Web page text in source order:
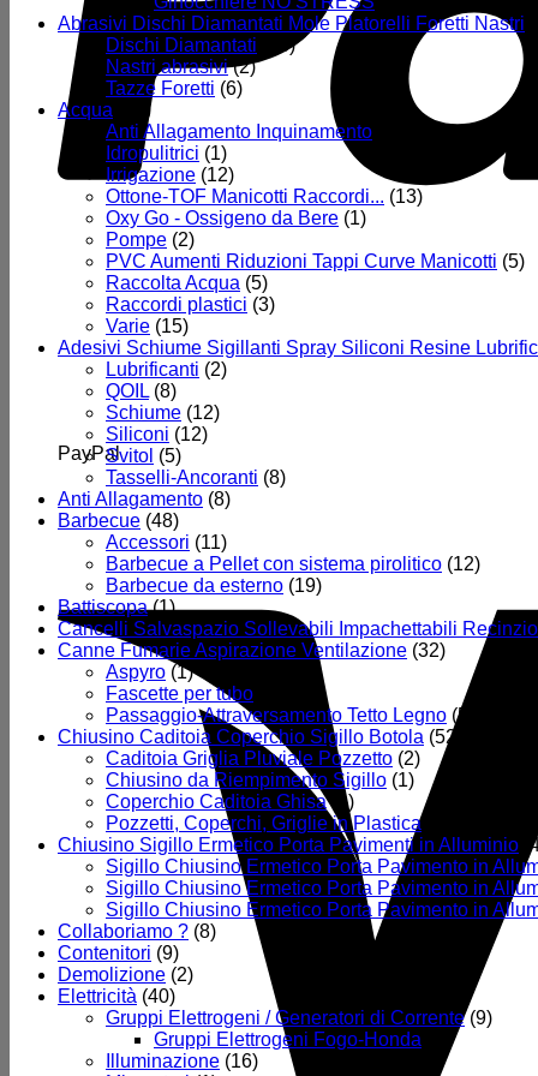
PayPal
Abrasivi Dischi Diamantati Mole Platorelli Foretti Nastri
Dischi Diamantati
(16)
Nastri abrasivi (2)
Tazze Foretti (6)
Acqua
(64)
Anti Allagamento Inquinamento
Idropulitrici (1)
Irrigazione (12)
Ottone-TOF Manicotti Raccordi... (13)
Oxy Go - Ossigeno da Bere (1)
Pompe (2)
PVC Aumenti Riduzioni Tappi Curve Manicotti (5)
Raccolta Acqua (5)
Raccordi plastici (3)
Varie (15)
Adesivi Schiume Sigillanti Spray Siliconi Resine
Lubrificanti (2)
QOIL (8)
Schiume (12)
Siliconi (12)
Svitol (5)
Tasselli-Ancoranti (8)
Anti Allagamento (8)
Barbecue (48)
Accessori (11)
Barbecue a Pellet con sistema pirolitico (12)
Barbecue da esterno (19)
Battiscopa (1)
Cancelli Salvaspazio Sollevabili Impachettabili
Canne Fumarie Aspirazione Ventilazione (32)
Aspyro (1)
Fascette per tubo
Passaggio-Attraversamento Tetto Legno (5)
Chiusino Caditoia Coperchio Sigillo Botola (52)
Caditoia Griglia Pluviale Pozzetto (2)
Chiusino da Riempimento Sigillo (1)
Coperchio Caditoia Ghisa
(1)
Pozzetti, Coperchi, Griglie in Plastica
Chiusino Sigillo Ermetico Porta Pavimenti in Alluminio
Sigillo Chiusino Ermetico Porta Pavimento in
Sigillo Chiusino Ermetico Porta Pavimento in
Sigillo Chiusino Ermetico Porta Pavimento in
Collaboriamo ? (8)
Contenitori (9)
Demolizione (2)
Elettricità (40)
Gruppi Elettrogeni / Generatori di Corrente (9)
Gruppi Elettrogeni Fogo-Honda
Illuminazione (16)